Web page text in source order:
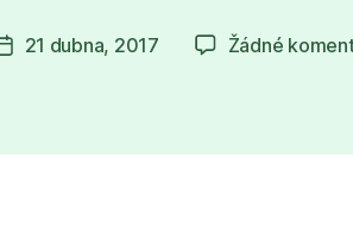
Datum
21 dubna, 2017 Žádné